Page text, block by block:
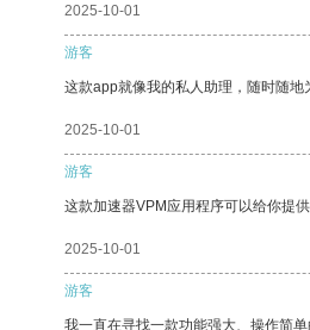
2025-10-01
游客
这款app就像我的私人助理，随时随地
2025-10-01
游客
这款加速器VPM应用程序可以给你提
2025-10-01
游客
我一直在寻找一款功能强大、操作简